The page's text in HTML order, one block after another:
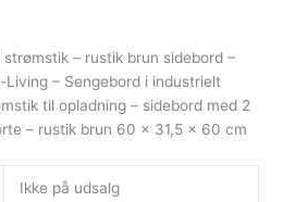
– rustik brun sidebord –
– Sengebord i industrielt
til opladning – sidebord med 2
– rustik brun 60 x 31,5 x 60 cm
Ikke på udsalg